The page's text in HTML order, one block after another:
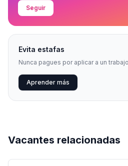
Seguir
Evita estafas
Nunca pagues por aplicar a un
Aprender más
Vacantes relacionadas